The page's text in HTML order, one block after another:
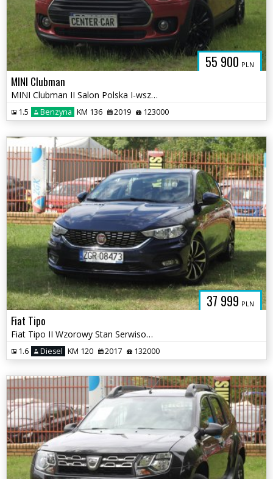
55 900 PLN
MINI Clubman
MINI Clubman II Salon Polska I-wszy Właściciel Automat
1.5 Benzyna KM 136 2019 123000
37 999 PLN
Fiat Tipo
Fiat Tipo II Wzorowy Stan Serwisowany Bogata Wersja Wyposażenia 100%or
1.6 Diesel KM 120 2017 132000